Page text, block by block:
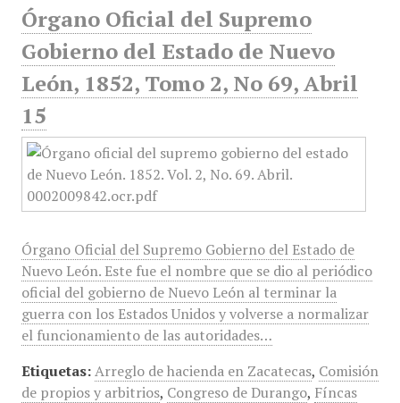
Órgano Oficial del Supremo
Gobierno del Estado de Nuevo
León, 1852, Tomo 2, No 69, Abril
15
Órgano Oficial del Supremo Gobierno del Estado de
Nuevo León. Este fue el nombre que se dio al periódico
oficial del gobierno de Nuevo León al terminar la
guerra con los Estados Unidos y volverse a normalizar
el funcionamiento de las autoridades…
Etiquetas: Arreglo de hacienda en Zacatecas, Comisión
de propios y arbitrios, Congreso de Durango, Fíncas